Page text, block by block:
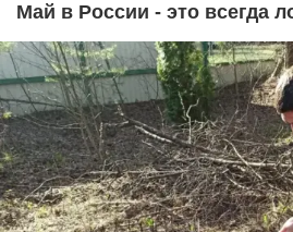
Май в России - это всегда